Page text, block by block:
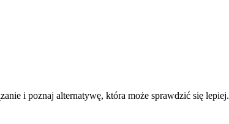
i poznaj alternatywę, która może sprawdzić się lepiej.